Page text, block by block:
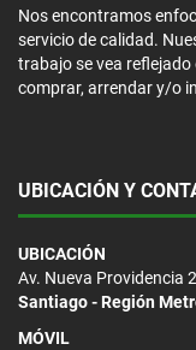
Nos encontramos
servicio de calidad.
trabajo se vea
comprar, arrendar y/o
UBICACIÓN Y
UBICACIÓN
Av. Nueva Providencia
Santiago - Región
MÓVIL